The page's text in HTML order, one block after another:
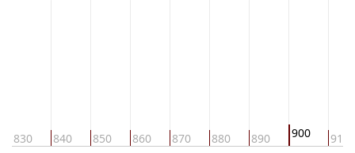
830 840 850 860 870 880 890 900 910